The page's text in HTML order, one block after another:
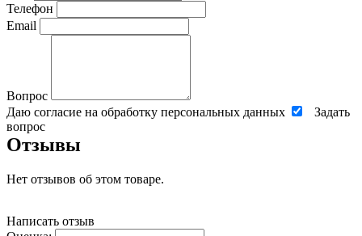
Телефон
Email
Вопрос
Даю согласие на обработку персональных данных
Задать
вопрос
Отзывы
Нет отзывов об этом товаре.
Написать отзыв